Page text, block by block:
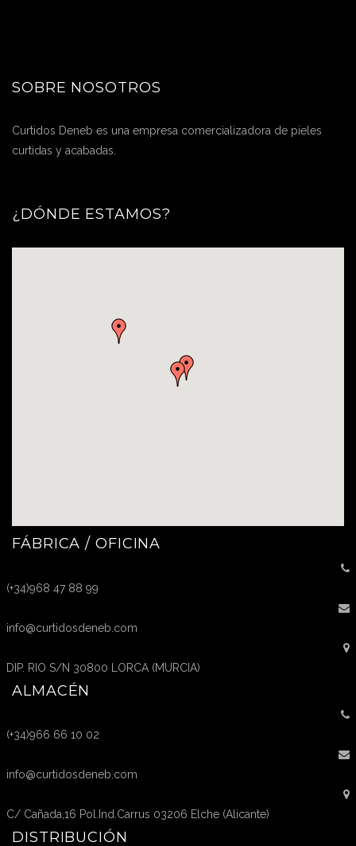
SOBRE NOSOTROS
Curtidos Deneb es una empresa comercializadora de pieles
curtidas y acabadas.
¿DÓNDE ESTAMOS?
FÁBRICA / OFICINA
(+34)968 47 88 99
info@curtidosdeneb.com
DIP. RIO S/N 30800 LORCA (MURCIA)
ALMACÉN
(+34)966 66 10 02
info@curtidosdeneb.com
C/ Cañada,16 Pol.Ind.Carrus 03206 Elche (Alicante)
DISTRIBUCIÓN